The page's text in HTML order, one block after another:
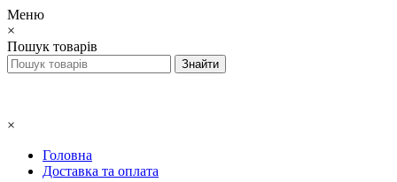
Меню
×
Пошук товарів
×
Головна
Доставка та оплата